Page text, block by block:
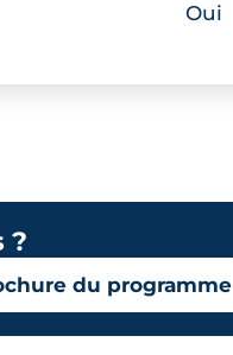
Oui
?
du programme